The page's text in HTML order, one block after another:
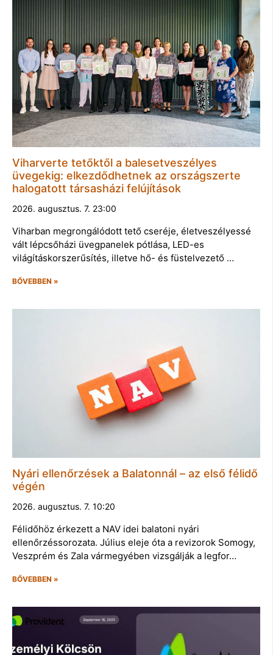
Viharverte tetőktől a balesetveszélyes
üvegekig: elkezdődhetnek az országszerte
halogatott társasházi felújítások
2026. augusztus. 7. 23:00
Viharban megrongálódott tető cseréje, életveszélyessé
vált lépcsőházi üvegpanelek pótlása, LED-es
világításkorszerűsítés, illetve hő- és füstelvezető …
BŐVEBBEN »
Nyári ellenőrzések a Balatonnál – az első félidő
végén
2026. augusztus. 7. 10:20
Félidőhöz érkezett a NAV idei balatoni nyári
ellenőrzéssorozata. Július eleje óta a revizorok Somogy,
Veszprém és Zala vármegyében vizsgálják a legfor…
BŐVEBBEN »